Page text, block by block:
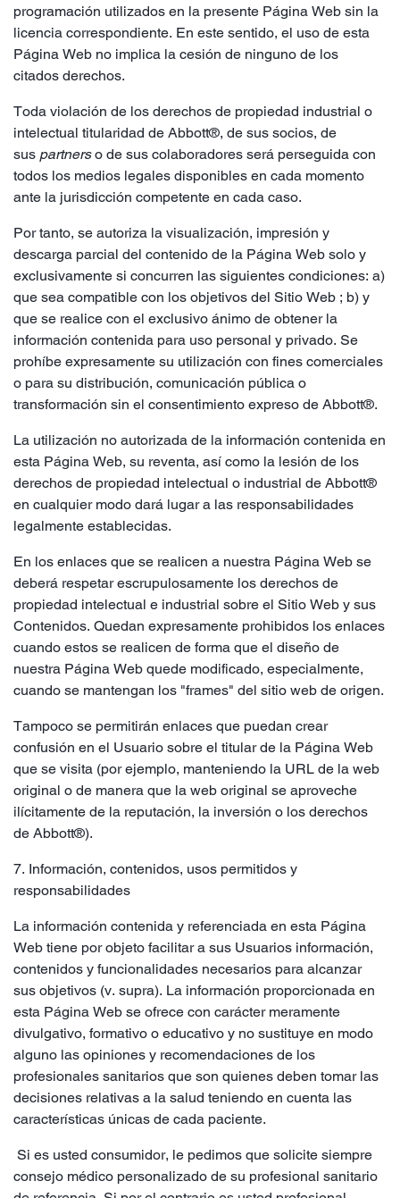
programación utilizados en la presente Página Web sin la
licencia correspondiente. En este sentido, el uso de esta
Página Web no implica la cesión de ninguno de los
citados derechos.
Toda violación de los derechos de propiedad industrial o
intelectual titularidad de Abbott®, de sus socios, de
sus partnerso de sus colaboradores será perseguida con
todos los medios legales disponibles en cada momento
ante la jurisdicción competente en cada caso.
Por tanto, se autoriza la visualización, impresión y
descarga parcial del contenido de la Página Web solo y
exclusivamente si concurren las siguientes condiciones: a)
que sea compatible con los objetivos del Sitio Web ; b) y
que se realice con el exclusivo ánimo de obtener la
información contenida para uso personal y privado. Se
prohíbe expresamente su utilización con fines comerciales
o para su distribución, comunicación pública o
transformación sin el consentimiento expreso de Abbott®.
La utilización no autorizada de la información contenida en
esta Página Web, su reventa, así como la lesión de los
derechos de propiedad intelectual o industrial de Abbott®
en cualquier modo dará lugar a las responsabilidades
legalmente establecidas.
En los enlaces que se realicen a nuestra Página Web se
deberá respetar escrupulosamente los derechos de
propiedad intelectual e industrial sobre el Sitio Web y sus
Contenidos. Quedan expresamente prohibidos los enlaces
cuando estos se realicen de forma que el diseño de
nuestra Página Web quede modificado, especialmente,
cuando se mantengan los "frames" del sitio web de origen.
Tampoco se permitirán enlaces que puedan crear
confusión en el Usuario sobre el titular de la Página Web
que se visita (por ejemplo, manteniendo la URL de la web
original o de manera que la web original se aproveche
ilícitamente de la reputación, la inversión o los derechos
de Abbott®).
7. Información, contenidos, usos permitidos y
responsabilidades
La información contenida y referenciada en esta Página
Web tiene por objeto facilitar a sus Usuarios información,
contenidos y funcionalidades necesarios para alcanzar
sus objetivos (v. supra). La información proporcionada en
esta Página Web se ofrece con carácter meramente
divulgativo, formativo o educativo y no sustituye en modo
alguno las opiniones y recomendaciones de los
profesionales sanitarios que son quienes deben tomar las
decisiones relativas a la salud teniendo en cuenta las
características únicas de cada paciente.
Si es usted consumidor, le pedimos que solicite siempre
consejo médico personalizado de su profesional sanitario